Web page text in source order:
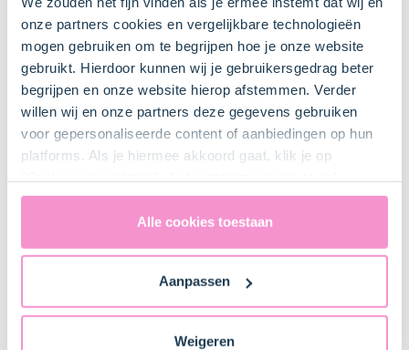
onze partners cookies en vergelijkbare technologieën
mogen gebruiken om te begrijpen hoe je onze website
gebruikt. Hierdoor kunnen wij je gebruikersgedrag beter
begrijpen en onze website hierop afstemmen. Verder
willen wij en onze partners deze gegevens gebruiken
voor gepersonaliseerde content of aanbiedingen op hun
platforms. Als je hiermee akkoord gaat, klik je op
uitdrukkelijk een eventuele gegevensoverdracht naar de
Verenigde Staten in de zin van artikel 49 AVG. Raadpleeg
ons
naar technology providers en partners in de Verenigde
Staten. Je kunt op elk moment van gedachten
Alle cookies toestaan
Aanpassen
Weigeren
Keukenspullen
Cakevorm 25 cm
Bestel dit product online
Pollepel